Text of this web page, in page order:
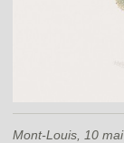
Mont-Louis, 10